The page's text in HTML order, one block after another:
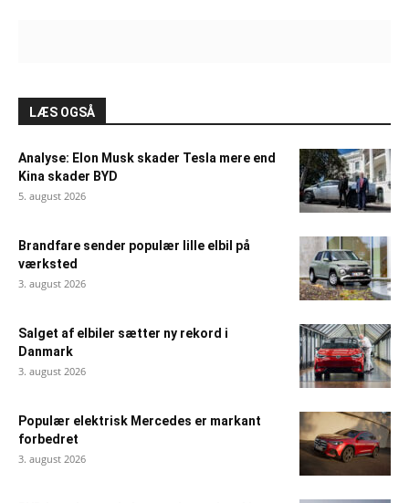
LÆS OGSÅ
Analyse: Elon Musk skader Tesla mere end
Kina skader BYD
5. august 2026
Brandfare sender populær lille elbil på
værksted
3. august 2026
Salget af elbiler sætter ny rekord i
Danmark
3. august 2026
Populær elektrisk Mercedes er markant
forbedret
3. august 2026